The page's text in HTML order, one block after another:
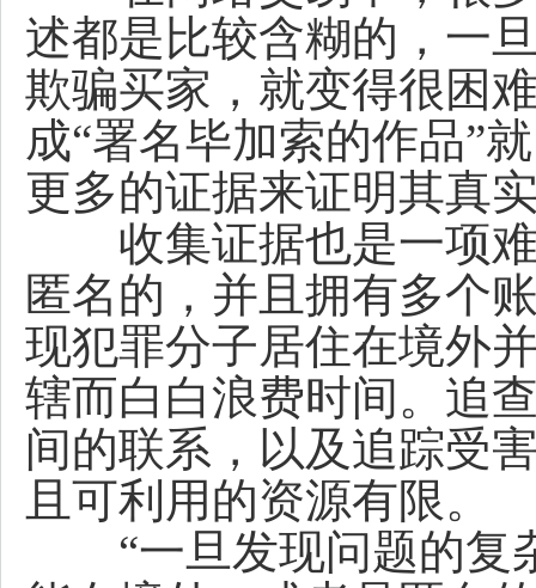
述都是比较含糊的，一
欺骗买家，就变得很困
成“署名毕加索的作品”
更多的证据来证明其真
收集证据也是一项难
匿名的，并且拥有多个
现犯罪分子居住在境外
辖而白白浪费时间。追
间的联系，以及追踪受
且可利用的资源有限。
“一旦发现问题的复